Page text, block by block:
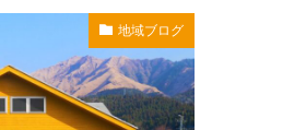
地域ブログ